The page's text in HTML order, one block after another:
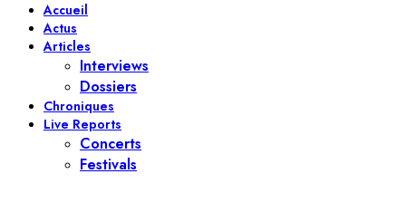
Accueil
Actus
Articles
Interviews
Dossiers
Chroniques
Live Reports
Concerts
Festivals